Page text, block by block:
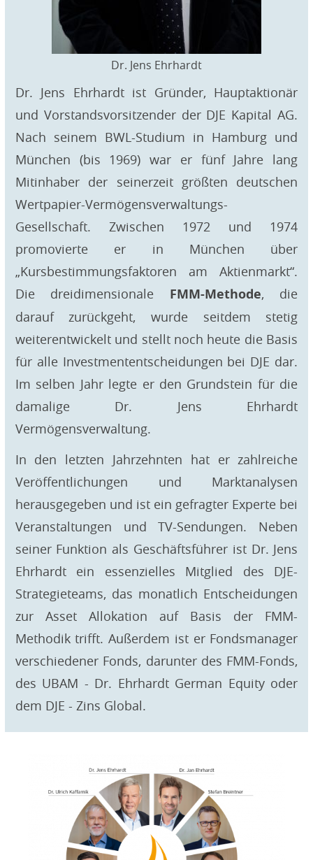
Dr. Jens Ehrhardt
Dr. Jens Ehrhardt ist Gründer, Hauptaktionär
und Vorstandsvorsitzender der DJE Kapital AG.
Nach seinem BWL-Studium in Hamburg und
München (bis 1969) war er fünf Jahre lang
Mitinhaber der seinerzeit größten deutschen
Wertpapier-Vermögensverwaltungs-
Gesellschaft. Zwischen 1972 und 1974
promovierte er in München über
„Kursbestimmungsfaktoren am Aktienmarkt“.
Die dreidimensionale FMM-Methode, die
darauf zurückgeht, wurde seitdem stetig
weiterentwickelt und stellt noch heute die Basis
für alle Investmententscheidungen bei DJE dar.
Im selben Jahr legte er den Grundstein für die
damalige Dr. Jens Ehrhardt
Vermögensverwaltung.
In den letzten Jahrzehnten hat er zahlreiche
Veröffentlichungen und Marktanalysen
herausgegeben und ist ein gefragter Experte bei
Veranstaltungen und TV-Sendungen. Neben
seiner Funktion als Geschäftsführer ist Dr. Jens
Ehrhardt ein essenzielles Mitglied des DJE-
Strategieteams, das monatlich Entscheidungen
zur Asset Allokation auf Basis der FMM-
Methodik trifft. Außerdem ist er Fondsmanager
verschiedener Fonds, darunter des FMM-Fonds,
des UBAM - Dr. Ehrhardt German Equity oder
dem DJE - Zins Global.